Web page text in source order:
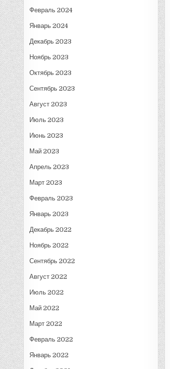
Февраль 2024
Январь 2024
Декабрь 2023
Ноябрь 2023
Октябрь 2023
Сентябрь 2023
Август 2023
Июль 2023
Июнь 2023
Май 2023
Апрель 2023
Март 2023
Февраль 2023
Январь 2023
Декабрь 2022
Ноябрь 2022
Сентябрь 2022
Август 2022
Июль 2022
Май 2022
Март 2022
Февраль 2022
Январь 2022